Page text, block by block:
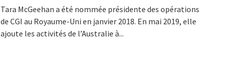
Tara McGeehan a été nommée présidente des opérations
de CGI au Royaume-Uni en janvier 2018. En mai 2019, elle
ajoute les activités de l’Australie à...